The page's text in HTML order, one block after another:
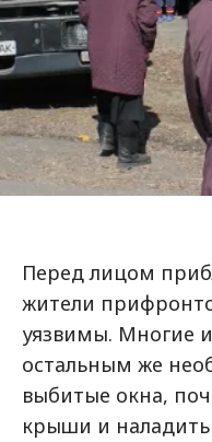
Перед лицом
жители
уязвимы. Многие
остальным же
выбитые окна,
крыши и